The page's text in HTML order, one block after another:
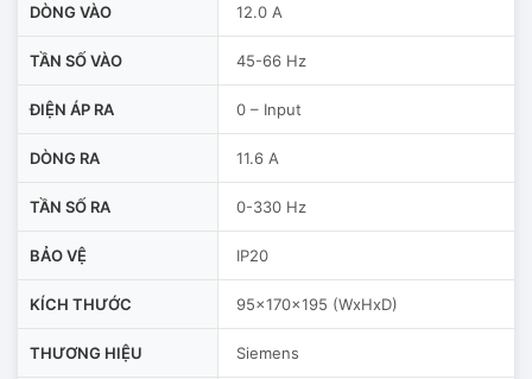
DÒNG VÀO 12.0 A
TẦN SỐ VÀO 45-66 Hz
ĐIỆN ÁP RA 0 – Input
DÒNG RA 11.6 A
TẦN SỐ RA 0-330 Hz
BẢO VỆ IP20
KÍCH THƯỚC 95x170x195 (WxHxD)
THƯƠNG HIỆU Siemens